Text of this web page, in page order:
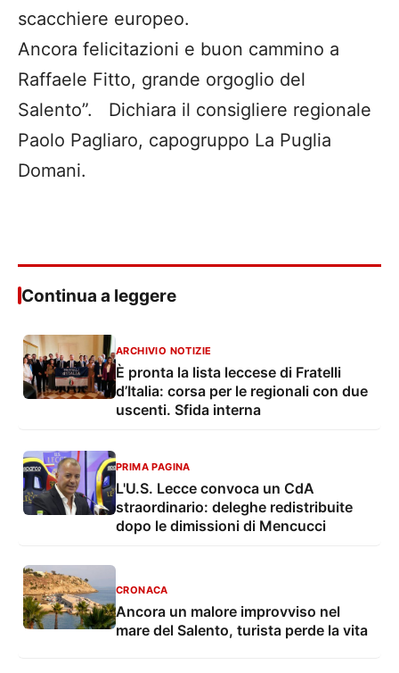
scacchiere europeo.
Ancora felicitazioni e buon cammino a
Raffaele Fitto, grande orgoglio del
Salento”. Dichiara il consigliere regionale
Paolo Pagliaro, capogruppo La Puglia
Domani.
Continua a leggere
ARCHIVIO NOTIZIE
È pronta la lista leccese di Fratelli
d’Italia: corsa per le regionali con due
uscenti. Sfida interna
PRIMA PAGINA
L'U.S. Lecce convoca un CdA
straordinario: deleghe redistribuite
dopo le dimissioni di Mencucci
CRONACA
Ancora un malore improvviso nel
mare del Salento, turista perde la vita